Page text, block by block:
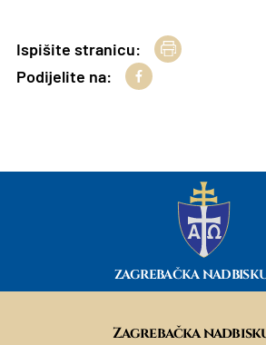
Ispišite stranicu:
Podijelite na:
ZAGREBAČKA
Zagrebačka